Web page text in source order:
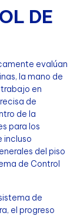
DE
evalúan
la mano de
en
de
de la
para los
incluso
del piso
de Control
de
el progreso